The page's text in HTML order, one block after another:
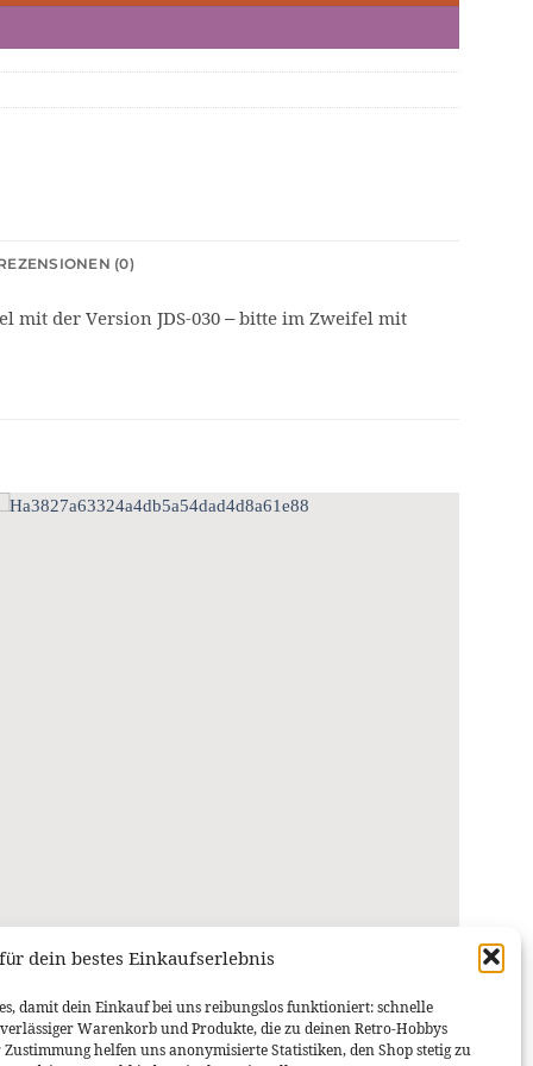
dein bestes Einkaufserlebnis
damit dein Einkauf bei uns reibungslos funktioniert: schnelle
Warenkorb und Produkte, die zu deinen Retro-Hobbys
Zustimmung helfen uns anonymisierte Statistiken, den Shop stetig zu
(0)
mit der Version JDS-030 – bitte im Zweifel mit
PS4 Lüfter Intern (Slim 2000)
16,95€